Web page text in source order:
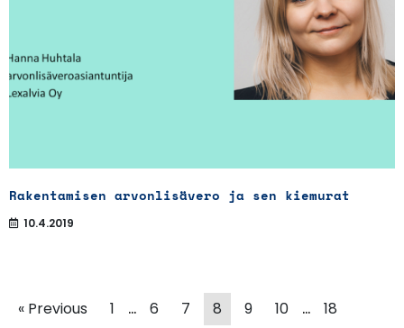
Rakentamisen arvonlisävero ja sen kiemurat
10.4.2019
« Previous 1 … 6 7 8 9 10 …
18